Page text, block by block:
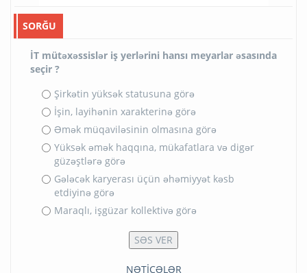
SORĞU
İT mütəxəssislər iş yerlərini hansı meyarlar əsasında
seçir ?
Şirkətin yüksək statusuna görə
İşin, layihənin xarakterinə görə
Əmək müqaviləsinin olmasına görə
Yüksək əmək haqqına, mükafatlara və digər
güzəştlərə görə
Gələcək karyerası üçün əhəmiyyət kəsb
etdiyinə görə
Maraqlı, işgüzar kollektivə görə
NƏTİCƏLƏR